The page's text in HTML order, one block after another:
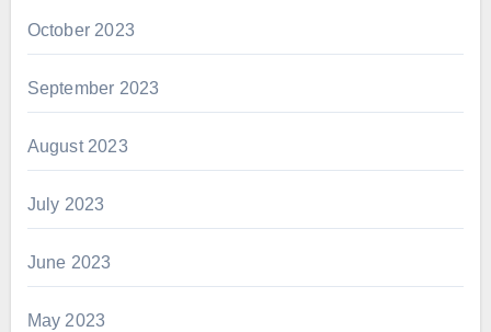
October 2023
September 2023
August 2023
July 2023
June 2023
May 2023